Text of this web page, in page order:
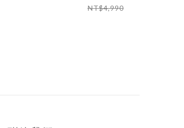
NT$4,990